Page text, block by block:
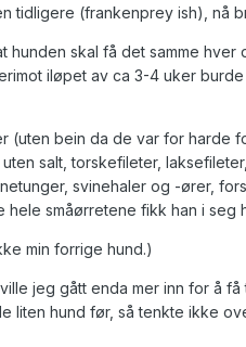
tidligere (frankenprey ish), nå
hunden skal få det samme
iløpet av ca 3-4 uker
(uten bein da de var for harde
salt, torskefileter,
svinehaler og -ører,
hele småørretene fikk han i seg
min forrige hund.)
jeg gått enda mer inn for å
liten hund før, så tenkte ikke